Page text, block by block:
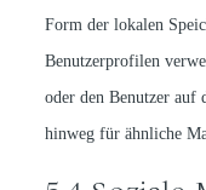
Form der lokalen
Benutzerprofilen
oder den Benutzer auf
hinweg für ähnliche